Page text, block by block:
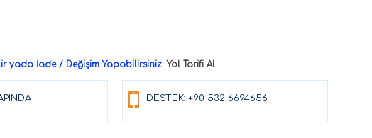
yada İade / Değişim Yapabilirsiniz. Yol Tarifi Al
DESTEK: +90 532 6694656